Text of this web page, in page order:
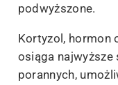
podwyższone.
Kortyzol, hormon
osiąga najwyższe
porannych,